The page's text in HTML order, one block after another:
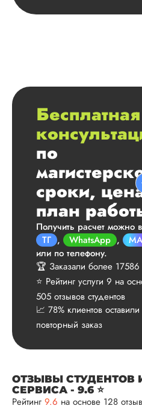
Бесплатная
по
сроки,
план
Получить расчет можно в
ТГ , WhatsApp ,
или по телефону.
🏆 Заказали более
⭐ Рейтинг услуги 9 на
505 отзывов студентов
📈 78% клиентов оставили
повторный заказ
ОТЗЫВЫ СТУДЕНТОВ
СЕРВИСА - 9.6 ⭐
Рейтинг 9.6 на основе 128